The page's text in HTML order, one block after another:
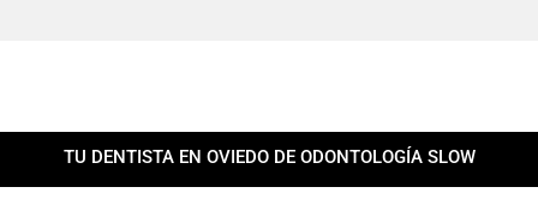
TU DENTISTA EN OVIEDO DE ODONTOLOGÍA SLOW